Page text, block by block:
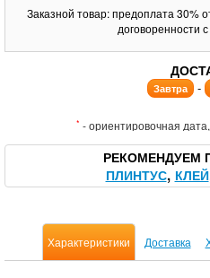
Заказной товар: предоплата 30%
договоренности
Завтра -
* - ориентировочная
РЕКОМЕНДУЕМ
ПЛИНТУС КЛЕЙ
Характеристики Доставка